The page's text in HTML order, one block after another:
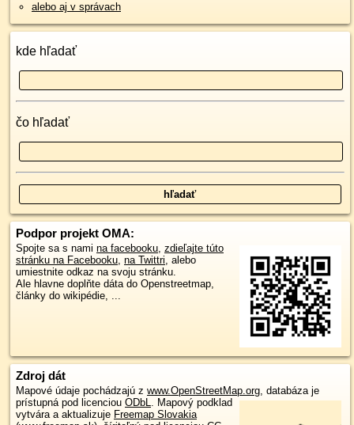
alebo aj v správach
kde hľadať
čo hľadať
Podpor projekt OMA:
Spojte sa s nami na facebooku, zdieľajte túto
stránku na Facebooku, na Twittri, alebo
umiestnite odkaz na svoju stránku.
Ale hlavne doplňte dáta do Openstreetmap,
články do wikipédie, ...
Zdroj dát
Mapové údaje pochádzajú z www.OpenStreetMap.org, databáza je
prístupná pod licenciou ODbL. Mapový podklad
vytvára a aktualizuje Freemap Slovakia